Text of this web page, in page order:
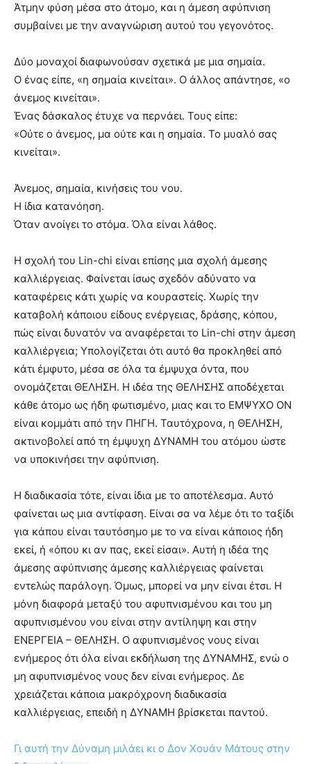
Άτμην φύση μέσα στο άτομο, και η άμεση αφύπνιση
συμβαίνει με την αναγνώριση αυτού του γεγονότος.
Δύο μοναχοί διαφωνούσαν σχετικά με μια σημαία.
Ο ένας είπε, «η σημαία κινείται». Ο άλλος απάντησε, «ο
άνεμος κινείται».
Ένας δάσκαλος έτυχε να περνάει. Τους είπε:
«Ούτε ο άνεμος, μα ούτε και η σημαία. Το μυαλό σας
κινείται».
Άνεμος, σημαία, κινήσεις του νου.
Η ίδια κατανόηση.
Όταν ανοίγει το στόμα. Όλα είναι λάθος.
Η σχολή του Lin-chi είναι επίσης μια σχολή άμεσης
καλλιέργειας. Φαίνεται ίσως σχεδόν αδύνατο να
καταφέρεις κάτι χωρίς να κουραστείς. Χωρίς την
καταβολή κάποιου είδους ενέργειας, δράσης, κόπου,
πώς είναι δυνατόν να αναφέρεται το Lin-chi στην άμεση
καλλιέργεια; Υπολογίζεται ότι αυτό θα προκληθεί από
κάτι έμφυτο, μέσα σε όλα τα έμψυχα όντα, που
ονομάζεται ΘΕΛΗΣΗ. Η ιδέα της ΘΕΛΗΣΗΣ αποδέχεται
κάθε άτομο ως ήδη φωτισμένο, μιας και το ΕΜΨΥΧΟ ΟΝ
είναι κομμάτι από την ΠΗΓΗ. Ταυτόχρονα, η ΘΕΛΗΣΗ,
ακτινοβολεί από τη έμψυχη ΔΥΝΑΜΗ του ατόμου ώστε
να υποκινήσει την αφύπνιση.
Η διαδικασία τότε, είναι ίδια με το αποτέλεσμα. Αυτό
φαίνεται ως μια αντίφαση. Είναι σα να λέμε ότι το ταξίδι
για κάπου είναι ταυτόσημο με το να είναι κάποιος ήδη
εκεί, ή «όπου κι αν πας, εκεί είσαι». Αυτή η ιδέα της
άμεσης αφύπνισης άμεσης καλλιέργειας φαίνεται
εντελώς παράλογη. Όμως, μπορεί να μην είναι έτσι. Η
μόνη διαφορά μεταξύ του αφυπνισμένου και του μη
αφυπνισμένου νου είναι στην αντίληψη και στην
ΕΝΕΡΓΕΙΑ – ΘΕΛΗΣΗ. Ο αφυπνισμένος νους είναι
ενήμερος ότι όλα είναι εκδήλωση της ΔΥΝΑΜΗΣ, ενώ ο
μη αφυπνισμένος νους δεν είναι ενήμερος. Δε
χρειάζεται κάποια μακρόχρονη διαδικασία
καλλιέργειας, επειδή η ΔΥΝΑΜΗ βρίσκεται παντού.
Γι αυτή την Δύναμη μιλάει κι ο Δον Χουάν Μάτους στην